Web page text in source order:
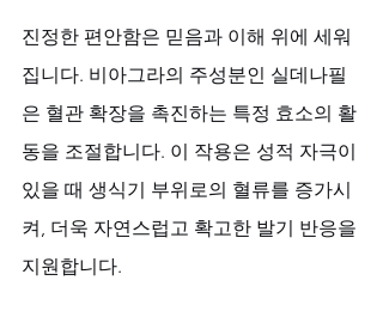
진정한 편안함은 믿음과 이해 위에 세워
집니다. 비아그라의 주성분인 실데나필
은 혈관 확장을 촉진하는 특정 효소의 활
동을 조절합니다. 이 작용은 성적 자극이
있을 때 생식기 부위로의 혈류를 증가시
켜, 더욱 자연스럽고 확고한 발기 반응을
지원합니다.